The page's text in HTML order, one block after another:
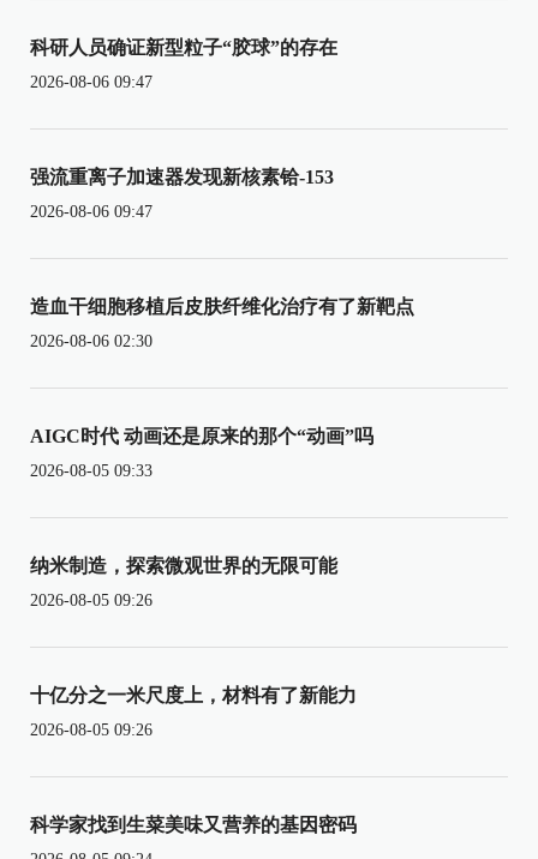
科研人员确证新型粒子“胶球”的存在
2026-08-06 09:47
强流重离子加速器发现新核素铪-153
2026-08-06 09:47
造血干细胞移植后皮肤纤维化治疗有了新靶点
2026-08-06 02:30
AIGC时代 动画还是原来的那个“动画”吗
2026-08-05 09:33
纳米制造，探索微观世界的无限可能
2026-08-05 09:26
十亿分之一米尺度上，材料有了新能力
2026-08-05 09:26
科学家找到生菜美味又营养的基因密码